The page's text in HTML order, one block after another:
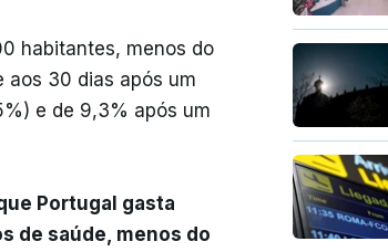
habitantes, menos do
aos 30 dias após um
e de 9,3% após um
Portugal gasta
de saúde, menos do